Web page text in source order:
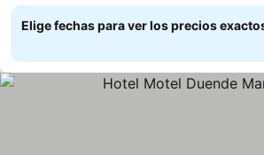
Elige fechas para ver los precios